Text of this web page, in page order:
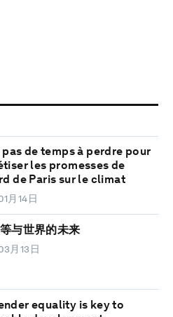
pas de temps à perdre pour
les promesses de
de Paris sur le climat
月14日
与世界的未来
月13日
equality is key to